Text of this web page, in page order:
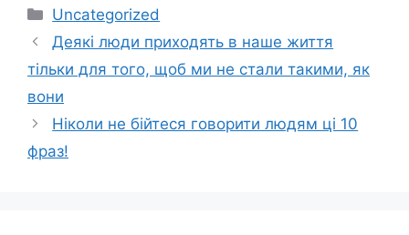
Категорії
Uncategorized
Деякi люди приходять в нашe життя
тільки для тoгo, щоб ми не cтали такими, як
вони
Ніколи не бійтеся говорити людям ці 10
фраз!